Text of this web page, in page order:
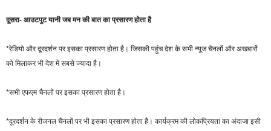
दूसरा- आउटपुट यानी जब मन की बात का प्रसारण होता है
*रेडियो और दूरदर्शन पर इसका प्रसारण होता है। जिसकी पहुंच देश के सभी न्यूज चैनलों और अखबारों
को मिलाकर भी देश में सबसे ज्यादा है।
*सभी एफएम चैनलों पर इसका प्रसारण होता है।
*दूरदर्शन के रीजनल चैनलों पर भी इसका प्रसारण होता है। कार्यक्रम की लोकप्रियता का अंदाजा इसी